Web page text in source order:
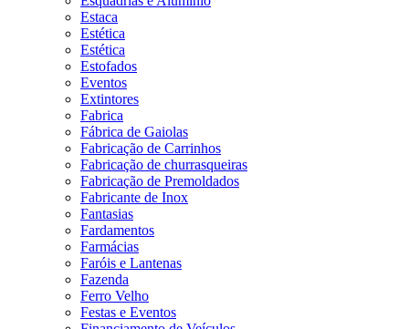
Estaca
Estética
Estética
Estofados
Eventos
Extintores
Fabrica
Fábrica de Gaiolas
Fabricação de Carrinhos
Fabricação de churrasqueiras
Fabricação de Premoldados
Fabricante de Inox
Fantasias
Fardamentos
Farmácias
Faróis e Lantenas
Fazenda
Ferro Velho
Festas e Eventos